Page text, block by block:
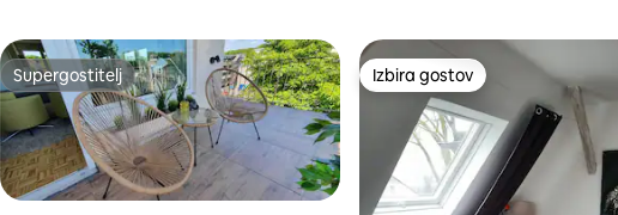
Supergostitelj
Supergostitelj Izbira gostov
Izbira gostov